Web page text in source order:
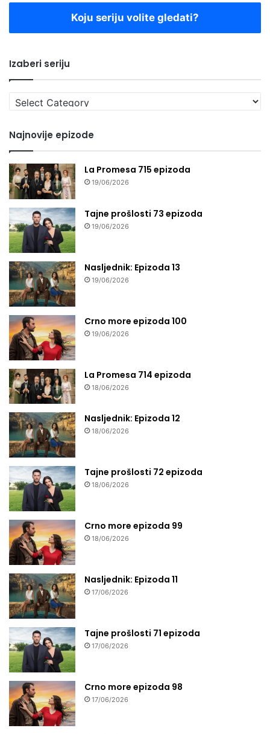
Koju seriju volite gledati?
Izaberi seriju
Izaberi
seriju
Najnovije epizode
La Promesa 715 epizoda
19/06/2026
Tajne prošlosti 73 epizoda
19/06/2026
Nasljednik: Epizoda 13
19/06/2026
Crno more epizoda 100
19/06/2026
La Promesa 714 epizoda
18/06/2026
Nasljednik: Epizoda 12
18/06/2026
Tajne prošlosti 72 epizoda
18/06/2026
Crno more epizoda 99
18/06/2026
Nasljednik: Epizoda 11
17/06/2026
Tajne prošlosti 71 epizoda
17/06/2026
Crno more epizoda 98
17/06/2026